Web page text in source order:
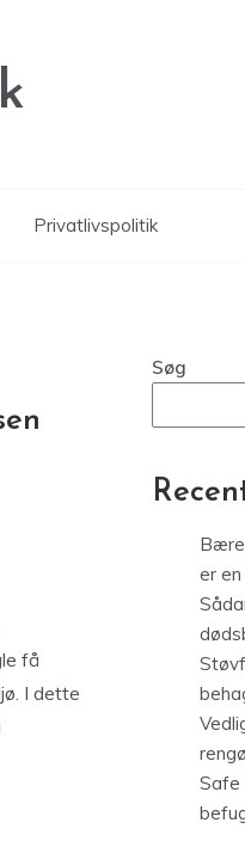
Privatlivspolitik
få
I dette
Søg
er
Safe